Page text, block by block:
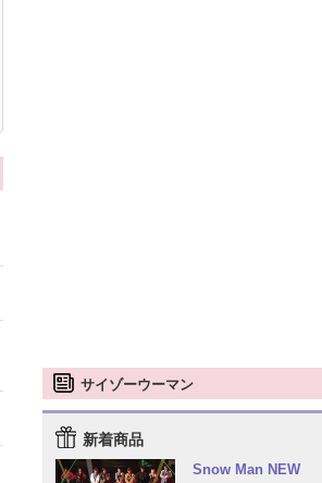
サイゾーウーマン
新着商品
Snow Man NEW